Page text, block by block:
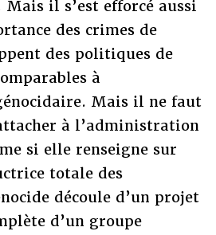
il s’est efforcé aussi
des crimes de
des politiques de
à
Mais il ne faut
à l’administration
si elle renseigne sur
totale des
découle d’un projet
d’un groupe